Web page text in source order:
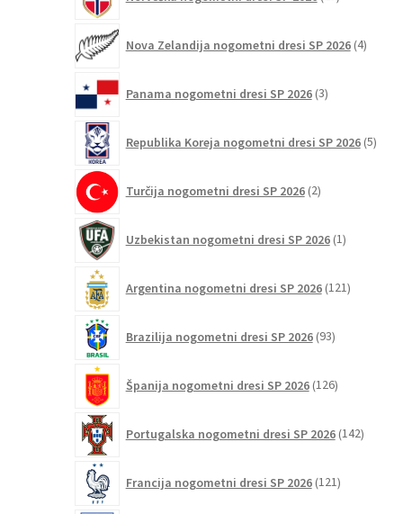
izdelkov
Nova Zelandija nogometni dresi SP 2026 4izdelki
Panama nogometni dresi SP 2026 3izdelki
Republika Koreja nogometni dresi SP 2026 5
Turčija nogometni dresi SP 2026 2izdelka
Uzbekistan nogometni dresi SP 2026 1izdelek
Argentina nogometni dresi SP 2026 121izdelkov
Brazilija nogometni dresi SP 2026 93izdelkov
Španija nogometni dresi SP 2026 126izdelkov
Portugalska nogometni dresi SP 2026 142
Francija nogometni dresi SP 2026 121izdelkov